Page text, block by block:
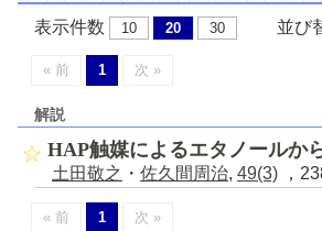
表示件数 10 20 30 並び替
« 前 1 次 »
解説
HAP触媒によるエタノールか
土田敬之 ・ 佐久間周治, 49(3) ，
« 前 1 次 »